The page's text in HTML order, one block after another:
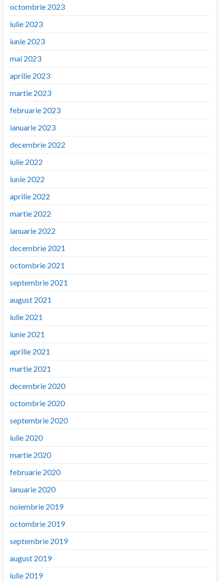
octombrie 2023
iulie 2023
iunie 2023
mai 2023
aprilie 2023
martie 2023
februarie 2023
ianuarie 2023
decembrie 2022
iulie 2022
iunie 2022
aprilie 2022
martie 2022
ianuarie 2022
decembrie 2021
octombrie 2021
septembrie 2021
august 2021
iulie 2021
iunie 2021
aprilie 2021
martie 2021
decembrie 2020
octombrie 2020
septembrie 2020
iulie 2020
martie 2020
februarie 2020
ianuarie 2020
noiembrie 2019
octombrie 2019
septembrie 2019
august 2019
iulie 2019